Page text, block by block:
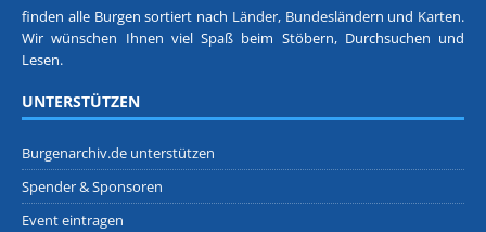
finden alle Burgen sortiert nach Länder, Bundesländern und Karten.
Wir wünschen Ihnen viel Spaß beim Stöbern, Durchsuchen und
Lesen.
UNTERSTÜTZEN
Burgenarchiv.de unterstützen
Spender & Sponsoren
Event eintragen